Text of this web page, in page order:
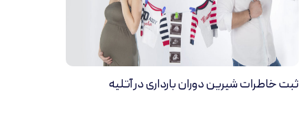
ثبت خاطرات شیرین دوران بارداری در آتلیه